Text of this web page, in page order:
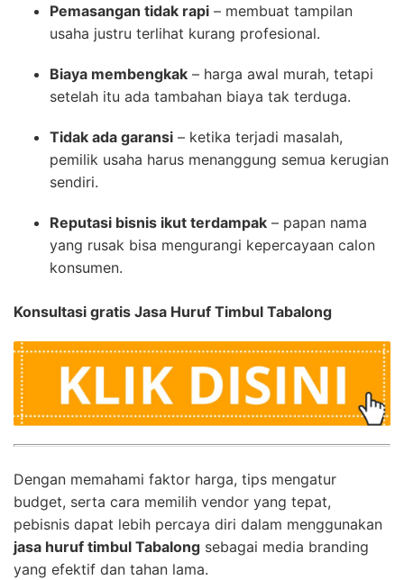
Pemasangan tidak rapi – membuat tampilan
usaha justru terlihat kurang profesional.
Biaya membengkak – harga awal murah, tetapi
setelah itu ada tambahan biaya tak terduga.
Tidak ada garansi – ketika terjadi masalah,
pemilik usaha harus menanggung semua kerugian
sendiri.
Reputasi bisnis ikut terdampak – papan nama
yang rusak bisa mengurangi kepercayaan calon
konsumen.
Konsultasi gratis Jasa Huruf Timbul Tabalong
Dengan memahami faktor harga, tips mengatur
budget, serta cara memilih vendor yang tepat,
pebisnis dapat lebih percaya diri dalam menggunakan
jasa huruf timbul Tabalong sebagai media branding
yang efektif dan tahan lama.